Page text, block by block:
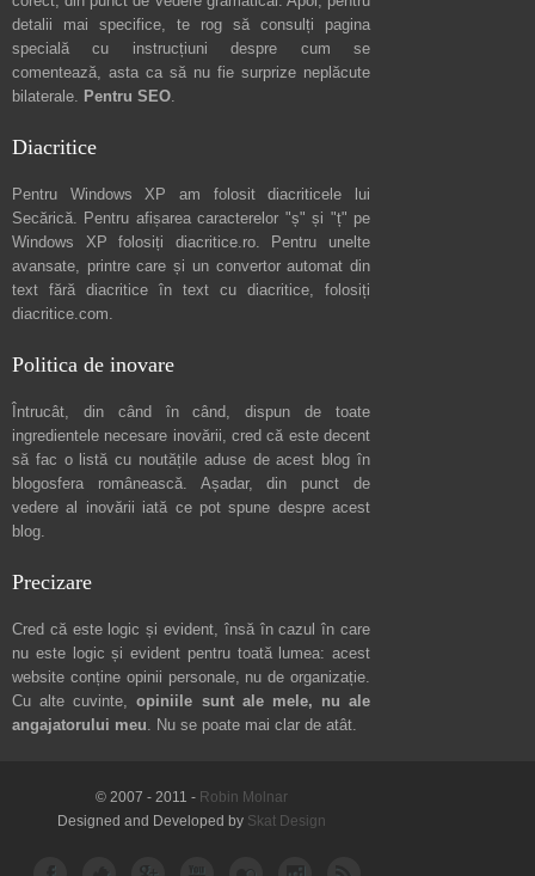
detalii mai specifice, te rog să consulți pagina
specială cu instrucțiuni despre cum se
comentează, asta ca să nu fie surprize neplăcute
bilaterale. Pentru SEO.
Diacritice
Pentru Windows XP am folosit diacriticele lui
Secărică. Pentru afișarea caracterelor "ș" și "ț" pe
Windows XP folosiți diacritice.ro. Pentru unelte
avansate, printre care și un convertor automat din
text fără diacritice în text cu diacritice, folosiți
diacritice.com.
Politica de inovare
Întrucât, din când în când, dispun de toate
ingredientele necesare inovării, cred că este decent
să fac o listă cu noutățile aduse de acest blog în
blogosfera românească. Așadar, din punct de
vedere al inovării iată ce pot spune despre acest
blog.
Precizare
Cred că este logic și evident, însă în cazul în care
nu este logic și evident pentru toată lumea: acest
website conține opinii personale, nu de organizație.
Cu alte cuvinte,opiniile sunt ale mele, nu ale
angajatorului meu. Nu se poate mai clar de atât.
© 2007 - 2011 - Robin Molnar
Designed and Developed by Skat Design